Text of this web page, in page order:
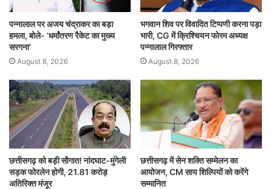
पन्नालाल पर अजय चंद्राकर का बड़ा
हमला, बोले- ‘धर्मांतरण रैकेट का मुख्य
सरगना’
August 8, 2026
भगवान शिव पर विवादित टिप्पणी करना पड़ा
भारी, CG में क्रिश्चियन फोरम अध्यक्ष
पन्नालाल गिरफ्तार
August 8, 2026
छत्तीसगढ़ को बड़ी सौगात! नांदघाट-मुंगेली
सड़क फोरलेन होगी, 21.81 करोड़
अतिरिक्त मंजूर
छत्तीसगढ़ में सेन शक्ति सम्मेलन का
आयोजन, CM साय शिल्पियों को करेंगे
सम्मानित